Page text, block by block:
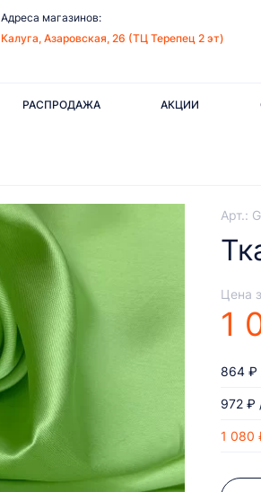
Адреса магазинов:
Калуга, Азаровская, 26 (ТЦ Терепец 2 эт)
РАСПРОДАЖА АКЦИИ
Арт.:
Цена
1
1 080
972 ₽
864 ₽